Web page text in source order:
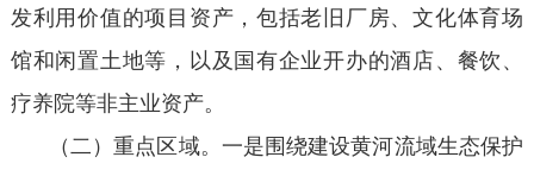
发利用价值的项目资产，包括老旧厂房、文化体育场
馆和闲置土地等，以及国有企业开办的酒店、餐饮、
疗养院等非主业资产。
（二）重点区域。一是围绕建设黄河流域生态保护